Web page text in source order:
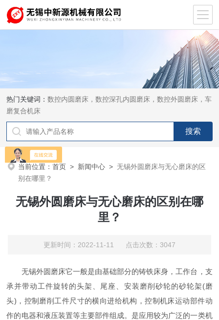
热门关键词：数控内圆磨床，数控深孔内圆磨床，数控外圆磨床，车
磨复合机床
当前位置：首页 > 新闻中心 >无锡外圆磨床与无心磨床的区
别在哪里？
无锡外圆磨床与无心磨床的区别在哪
里？
更新时间：2022-11-11 点击次数：3047
无锡外圆磨床它一般是由基础部分的铸铁床身，工作台，支
承并带动工件旋转的头架、尾座、安装磨削砂轮的砂轮架(磨
头)，控制磨削工件尺寸的横向进给机构，控制机床运动部件动
作的电器和液压装置等主要部件组成。是应用较为广泛的一类机